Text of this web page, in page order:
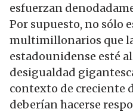
esfuerzan
Por supuesto, no sólo
multimillonarios que
estadounidense esté
desigualdad
contexto de creciente
deberían hacerse